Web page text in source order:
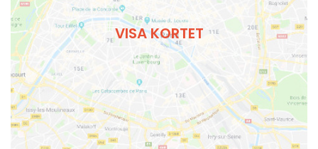
VISA KORTET